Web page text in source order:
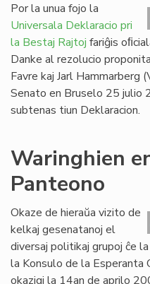
Por la unua fojo la
Universala Deklaracio pri
la Bestaj Rajtoj fariĝis
Danke al rezolucio
Favre kaj Jarl Hammarberg
Senato en Bruselo 25 julio
subtenas tiun Deklaracion.
Waringhien
Panteono
Okaze de hieraŭa vizito de
kelkaj gesenatanoj el
diversaj politikaj grupoj ĉe
la Konsulo de la Esperanta
okazigi la 14an de aprilo